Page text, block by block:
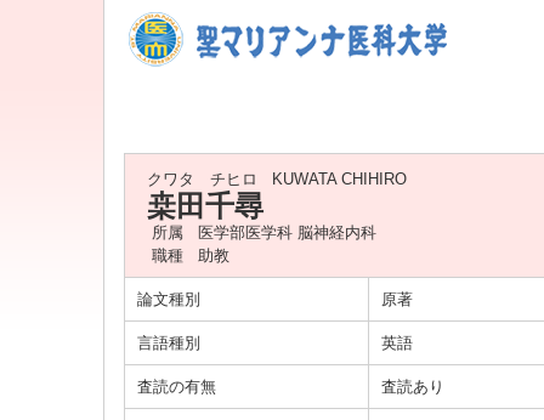
クワタ チヒロ KUWATA CHIHIRO
桒田千尋
所属
医学部医学科 脳神経内科
職種
助教
論文種別 原著
言語種別 英語
査読の有無 査読あり